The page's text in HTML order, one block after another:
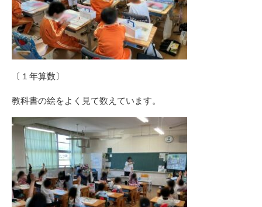
〔１年算数〕
教科書の絵をよく見て数えています。